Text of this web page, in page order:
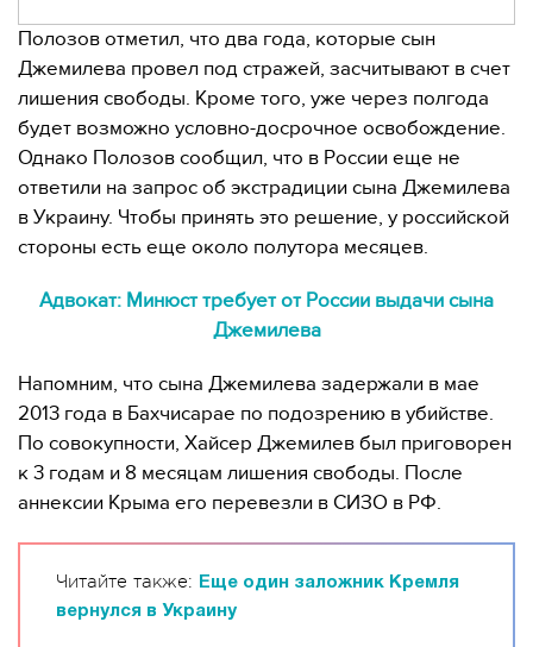
Полозов отметил, что два года, которые сын
Джемилева провел под стражей, засчитывают в счет
лишения свободы. Кроме того, уже через полгода
будет возможно условно-досрочное освобождение.
Однако Полозов сообщил, что в России еще не
ответили на запрос об экстрадиции сына Джемилева
в Украину. Чтобы принять это решение, у российской
стороны есть еще около полутора месяцев.
Адвокат: Минюст требует от России выдачи сына
Джемилева
Напомним, что сына Джемилева задержали в мае
2013 года в Бахчисарае по подозрению в убийстве.
По совокупности, Хайсер Джемилев был приговорен
к 3 годам и 8 месяцам лишения свободы. После
аннексии Крыма его перевезли в СИЗО в РФ.
Читайте также:
Еще один заложник Кремля
вернулся в Украину